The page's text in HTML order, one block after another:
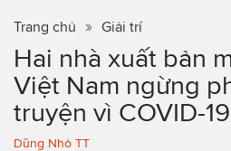
Trang chủ Giải trí
Hai nhà xuất bản
Việt Nam ngừng
truyện vì COVID-19
Dũng Nhỏ TT